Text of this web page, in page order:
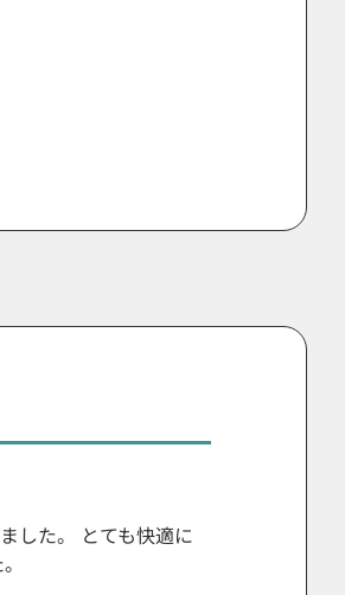
した。 とても快適に